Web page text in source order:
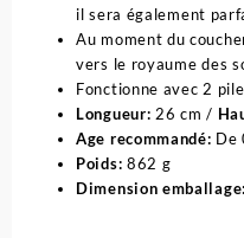
il sera également
Au moment du
vers le royaume des
Fonctionne avec 2
Longueur: 26 cm /
Age recommandé: De
Poids: 862 g
Dimension emballage: